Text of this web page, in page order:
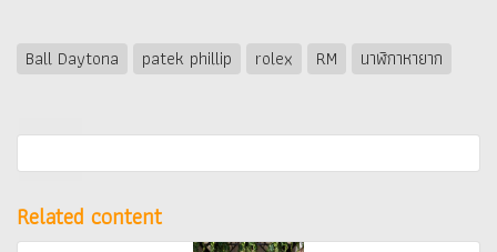
Ball Daytona patek phillip rolex RM นาฬิกาหายาก
Related content